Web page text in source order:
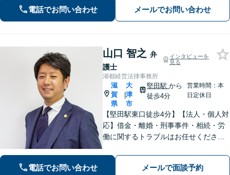
ます。一人で抱え込まず、まずはお気
軽にご相談ください。
電話でお問い合わせ メールでお問い合わせ
山口 智之 弁
護士
インタビューを
見る
湖都経営法律事務所
滋
賀
県
|
大
津
市
堅田駅から
徒歩4分
営業時間：本
日定休日
【堅田駅東口徒歩4分】【法人・個人対
応】借金・離婚・刑事事件・相続・労
働に関するトラブルはお任せくださ
契約・企業法務全般に対応。困りの際
はぜひ一度お話をお聞かせください。
電話でお問い合わせ メールで面談予約